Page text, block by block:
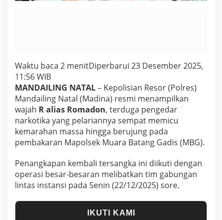
Waktu baca 2 menitDiperbarui 23 Desember 2025,
11:56 WIB
MANDAILING NATAL– Kepolisian Resor (Polres)
Mandailing Natal (Madina) resmi menampilkan
wajah R alias Romadon, terduga pengedar
narkotika yang pelariannya sempat memicu
kemarahan massa hingga berujung pada
pembakaran Mapolsek Muara Batang Gadis (MBG).
Penangkapan kembali tersangka ini diikuti dengan
operasi besar-besaran melibatkan tim gabungan
lintas instansi pada Senin (22/12/2025) sore.
IKUTI KAMI